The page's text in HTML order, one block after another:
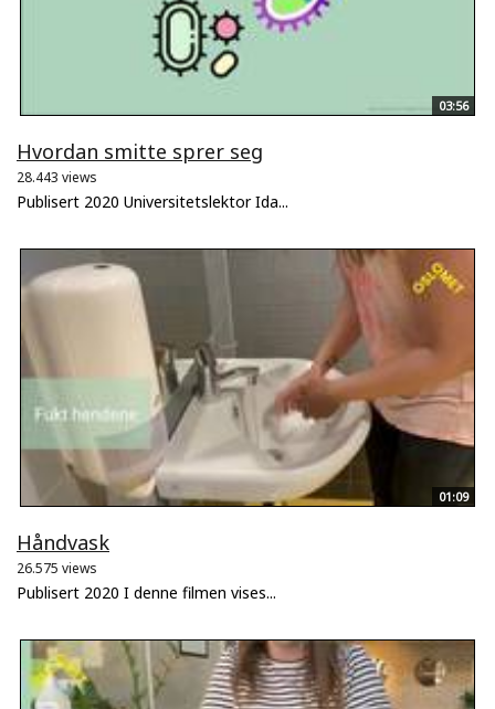
03:56
Hvordan smitte sprer seg
28.443 views
Publisert 2020 Universitetslektor Ida...
01:09
Håndvask
26.575 views
Publisert 2020 I denne filmen vises...